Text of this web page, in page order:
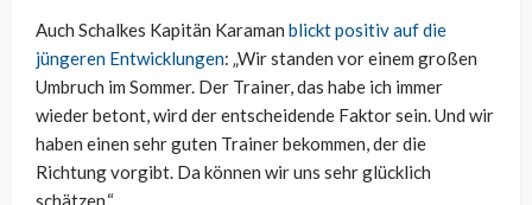
Auch Schalkes Kapitän Karaman blickt positiv auf die
jüngeren Entwicklungen: „Wir standen vor einem großen
Umbruch im Sommer. Der Trainer, das habe ich immer
wieder betont, wird der entscheidende Faktor sein. Und wir
haben einen sehr guten Trainer bekommen, der die
Richtung vorgibt. Da können wir uns sehr glücklich
schätzen.“